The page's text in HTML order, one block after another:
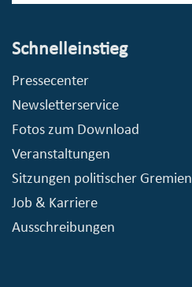
Schnelleinstieg
Pressecenter
Newsletterservice
Fotos zum Download
Veranstaltungen
Sitzungen politischer Gremien
Job & Karriere
Ausschreibungen